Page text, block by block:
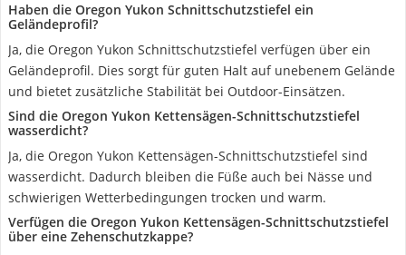
Haben die Oregon Yukon Schnittschutzstiefel ein
Geländeprofil?
Ja, die Oregon Yukon Schnittschutzstiefel verfügen über ein
Geländeprofil. Dies sorgt für guten Halt auf unebenem Gelände
und bietet zusätzliche Stabilität bei Outdoor-Einsätzen.
Sind die Oregon Yukon Kettensägen-Schnittschutzstiefel
wasserdicht?
Ja, die Oregon Yukon Kettensägen-Schnittschutzstiefel sind
wasserdicht. Dadurch bleiben die Füße auch bei Nässe und
schwierigen Wetterbedingungen trocken und warm.
Verfügen die Oregon Yukon Kettensägen-Schnittschutzstiefel
über eine Zehenschutzkappe?